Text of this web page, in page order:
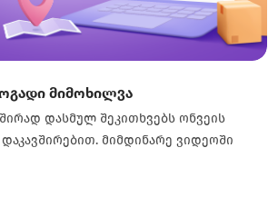
მიმოხილვა
დასმულ შეკითხვებს ონვეის
მიმდინარე ვიდეოში